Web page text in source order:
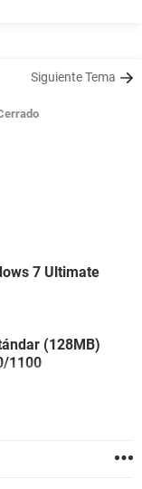
Siguiente Tema
7 Ultimate
(128MB)
1100
Aero pero
me dice que